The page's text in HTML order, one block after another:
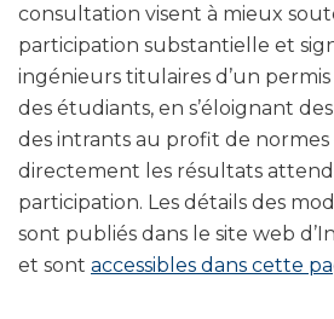
consultation visent à mieux
participation substantielle et
ingénieurs titulaires d’un permis
des étudiants, en s’éloignant
des intrants au profit de
directement les résultats
participation. Les détails des
sont publiés dans le site web
et sont accessibles dans cette